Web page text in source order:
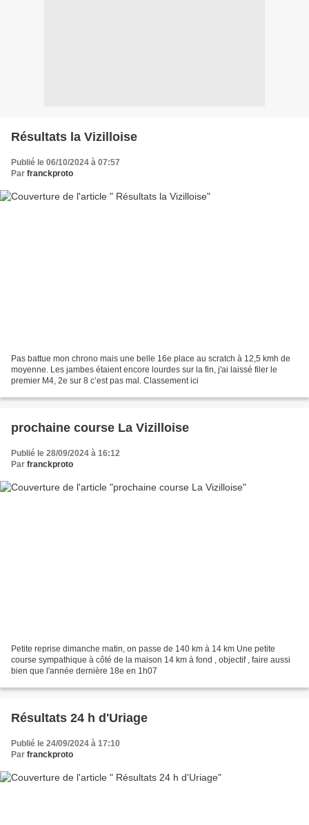
Résultats la Vizilloise
Publié le 06/10/2024 à 07:57
Par franckproto
Pas battue mon chrono mais une belle 16e place au scratch à 12,5 kmh de
moyenne. Les jambes étaient encore lourdes sur la fin, j'ai laissé filer le
premier M4, 2e sur 8 c’est pas mal. Classement ici
prochaine course La Vizilloise
Publié le 28/09/2024 à 16:12
Par franckproto
Petite reprise dimanche matin, on passe de 140 km à 14 km Une petite
course sympathique à côté de la maison 14 km à fond , objectif , faire aussi
bien que l'année dernière 18e en 1h07
Résultats 24 h d'Uriage
Publié le 24/09/2024 à 17:10
Par franckproto